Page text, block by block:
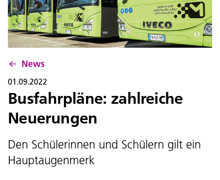
U19 Pass
News
Projekte
Service und Kontakt
News
01.09.2022
Busfahrpläne: zahlreiche
Neuerungen
Den Schülerinnen und Schülern gilt ein
Hauptaugenmerk